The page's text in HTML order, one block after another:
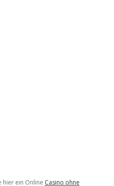
hier ein Online Casino ohne